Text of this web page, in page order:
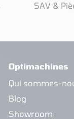
SAV &
Optimachines
Qui sommes-
Blog
Showroom